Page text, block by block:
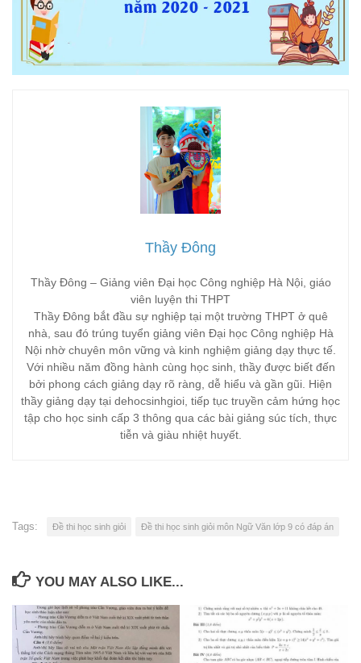
Thầy Đông
Thầy Đông – Giảng viên Đại học Công nghiệp Hà Nội, giáo
viên luyện thi THPT
Thầy Đông bắt đầu sự nghiệp tại một trường THPT ở quê
nhà, sau đó trúng tuyển giảng viên Đại học Công nghiệp Hà
Nội nhờ chuyên môn vững và kinh nghiệm giảng dạy thực tế.
Với nhiều năm đồng hành cùng học sinh, thầy được biết đến
bởi phong cách giảng dạy rõ ràng, dễ hiểu và gần gũi. Hiện
thầy giảng dạy tại dehocsinhgioi, tiếp tục truyền cảm hứng học
tập cho học sinh cấp 3 thông qua các bài giảng súc tích, thực
tiễn và giàu nhiệt huyết.
Tags: Đề thi học sinh giỏi Đề thi học sinh giỏi môn Ngữ Văn lớp 9 có đáp án
YOU MAY ALSO LIKE...